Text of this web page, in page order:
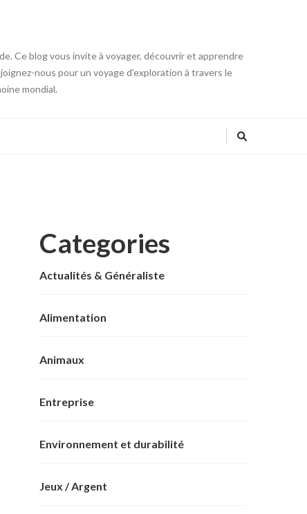
Ce blog vous invite à voyager, découvrir et apprendre
nous pour un voyage d'exploration à travers le
mondial.
Categories
Actualités & Généraliste
Alimentation
Animaux
Entreprise
Environnement et durabilité
Jeux / Argent